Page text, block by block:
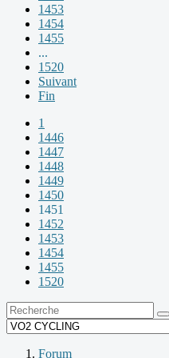
1453
1454
1455
...
1520
Suivant
Fin
1
1446
1447
1448
1449
1450
1451
1452
1453
1454
1455
1520
Forum